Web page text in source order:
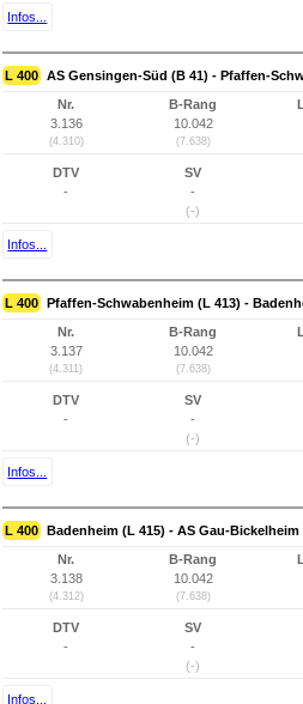
Infos...
L 400 AS Gensingen-Süd (B 41) - Pfaffen-
Nr.
3.136
(4.310)
B-Rang
10.042
(7.638)
DTV
-
SV
-
(-)
Infos...
L 400 Pfaffen-Schwabenheim (L 413) -
Nr.
3.137
(4.311)
B-Rang
10.042
(7.638)
DTV
-
SV
-
(-)
Infos...
L 400 Badenheim (L 415) - AS Gau-Bickelheim
Nr.
3.138
(4.312)
B-Rang
10.042
(7.638)
DTV
-
SV
-
(-)
Infos...